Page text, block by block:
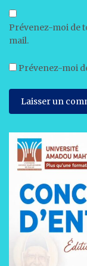
Prévenez-moi de
mail.
Prévenez-moi